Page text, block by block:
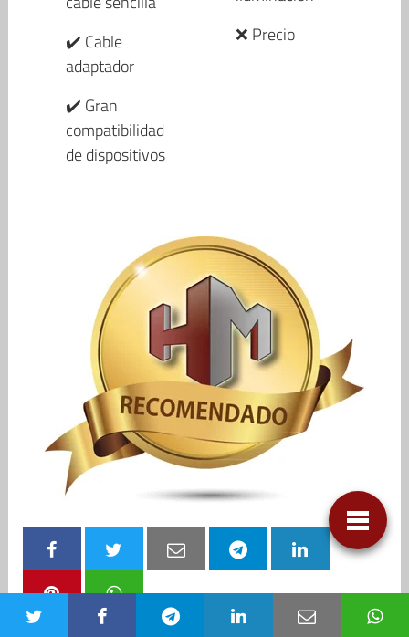
✔️ Cable
adaptador
✔️ Gran
compatibilidad
de dispositivos
❌ Precio